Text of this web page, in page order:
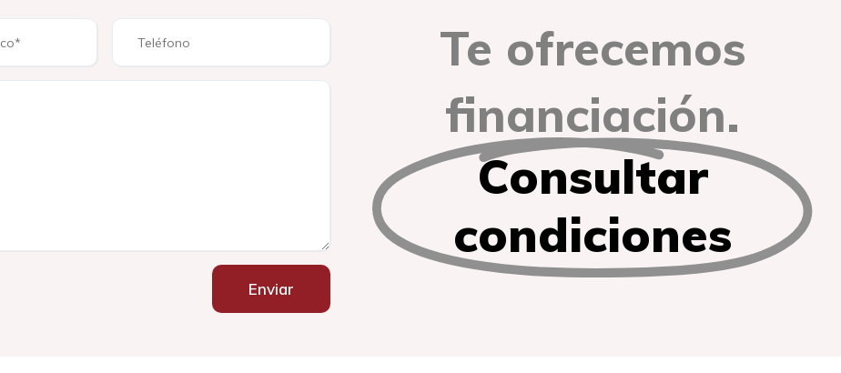
Enviar
Te ofrecemos
financiación.
Consultar
condiciones